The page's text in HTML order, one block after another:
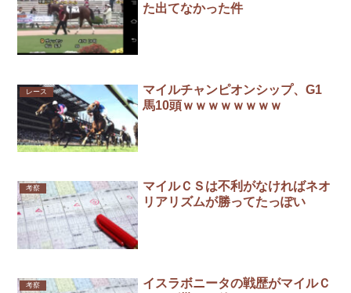
た出てなかった件
レース
マイルチャンピオンシップ、G1
馬10頭ｗｗｗｗｗｗｗｗ
考察
マイルＣＳは不利がなければネオ
リアリズムが勝ってたっぽい
考察
イスラボニータの戦歴がマイルＣ